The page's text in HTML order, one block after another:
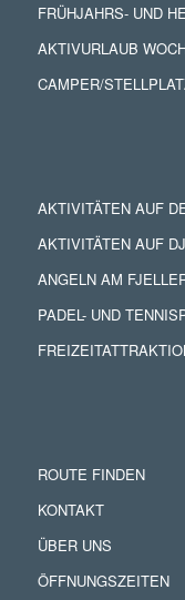
FRÜHJAHRS- UND
AKTIVURLAUB
CAMPER/
AKTIVITÄTEN AUF
AKTIVITÄTEN AUF
ANGELN AM
PADEL- UND
ROUTE FINDEN
KONTAKT
ÜBER UNS
ÖFFNUNGSZEITEN